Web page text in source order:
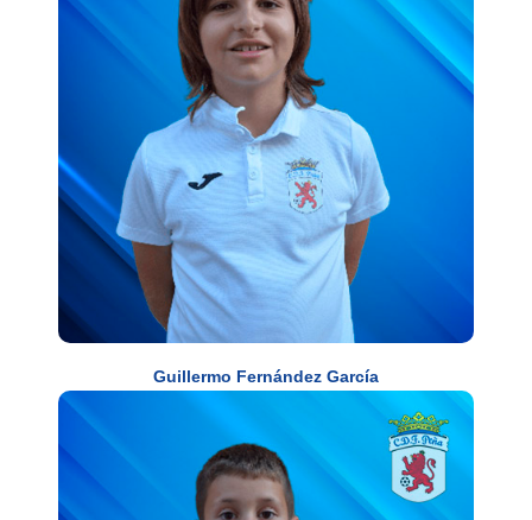
Guillermo Fernández García